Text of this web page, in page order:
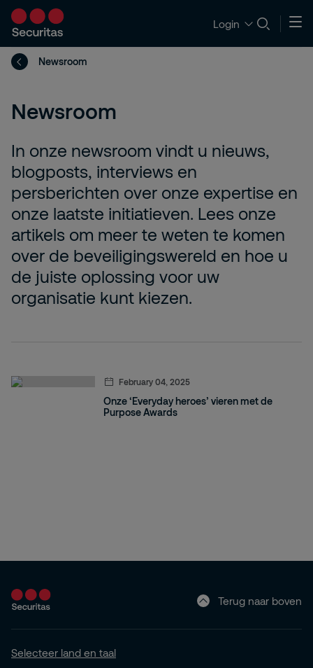
Login
Newsroom
Newsroom
In onze newsroom vindt u nieuws,
blogposts, interviews en
persberichten over onze expertise en
onze laatste initiatieven. Lees onze
artikels om meer te weten te komen
over de beveiligingswereld en hoe u
de juiste oplossing voor uw
organisatie kunt kiezen.
February 04, 2025
Onze ‘Everyday heroes’ vieren met de
Purpose Awards
Terug naar boven
Selecteer land en taal